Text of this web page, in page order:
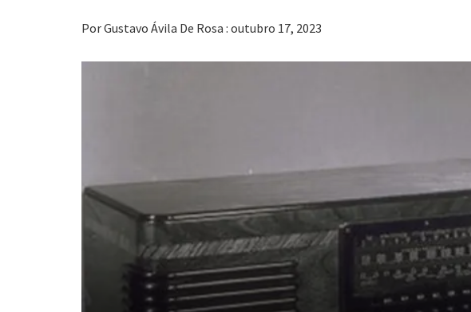
Por Gustavo Ávila De Rosa : outubro 17, 2023